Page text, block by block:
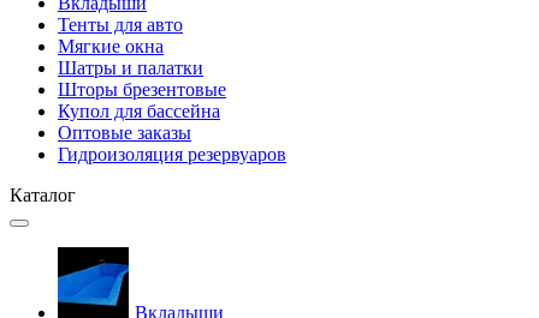
Тенты для авто
Мягкие окна
Шатры и палатки
Шторы брезентовые
Купол для бассейна
Оптовые заказы
Гидроизоляция резервуаров
Каталог
Вкладыши